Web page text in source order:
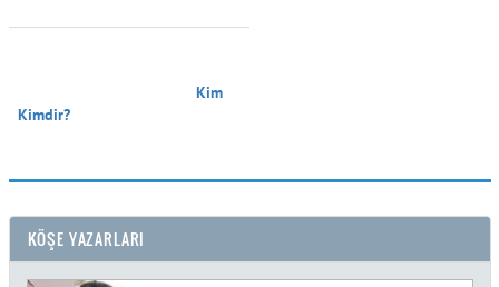
Kimdir?
KÖŞE YAZARLARI